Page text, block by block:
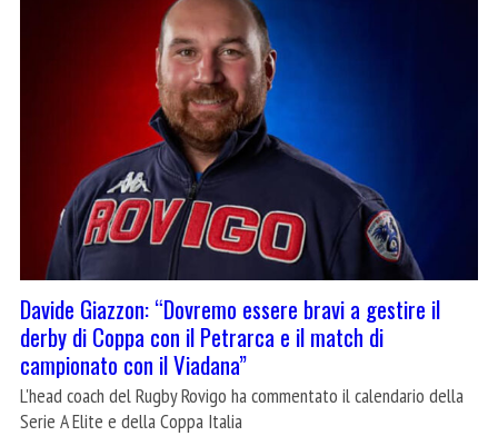
Davide Giazzon: “Dovremo essere bravi a gestire il
derby di Coppa con il Petrarca e il match di
campionato con il Viadana”
L'head coach del Rugby Rovigo ha commentato il calendario della
Serie A Elite e della Coppa Italia